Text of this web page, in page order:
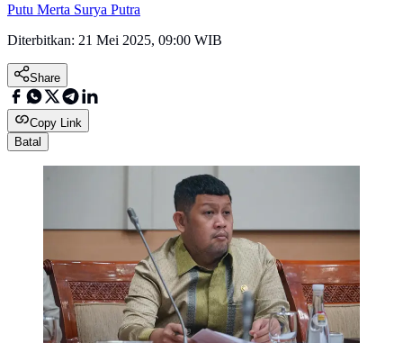
Putu Merta Surya Putra
Diterbitkan: 21 Mei 2025, 09:00 WIB
Share
Copy Link
Batal